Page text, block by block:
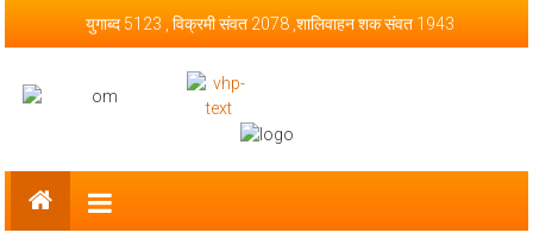
युगाब्द 5123 , विक्रमी संवत 2078 ,शालिवाहन शक संवत 1943
Vishva Hindu Parishad – Official
Website